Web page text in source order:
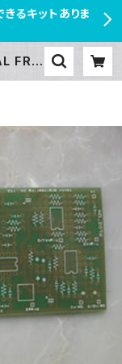
るキットありま
FRE